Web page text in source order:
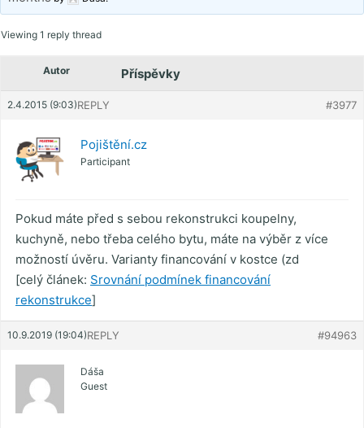
Viewing 1 reply thread
Autor Příspěvky
2.4.2015 (9:03) #3977
REPLY
Pojištění.cz
Participant
Pokud máte před s sebou rekonstrukci koupelny,
kuchyně, nebo třeba celého bytu, máte na výběr z více
možností úvěru. Varianty financování v kostce (zd
[celý článek: Srovnání podmínek financování
rekonstrukce]
10.9.2019 (19:04) #94963
REPLY
Dáša
Guest